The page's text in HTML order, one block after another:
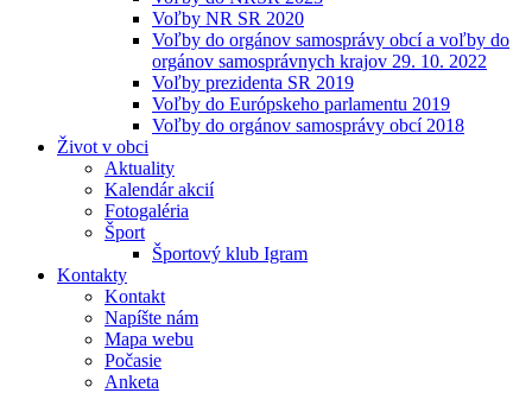
Voľby NR SR 2020
Voľby do orgánov samosprávy obcí a voľby do
orgánov samosprávnych krajov 29. 10. 2022
Voľby prezidenta SR 2019
Voľby do Európskeho parlamentu 2019
Voľby do orgánov samosprávy obcí 2018
Život v obci
Aktuality
Kalendár akcií
Fotogaléria
Šport
Športový klub Igram
Kontakty
Kontakt
Napíšte nám
Mapa webu
Počasie
Anketa